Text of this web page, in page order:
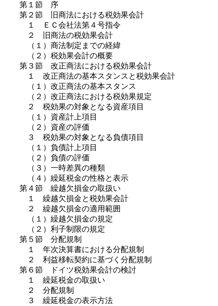
第１節 序
第２節 旧商法における税効果会計
１ ＥＣ会社法第４号指令
２ 旧商法の税効果会計
（１）商法制定までの経緯
（２）税効果会計の概要
第３節 改正商法における税効果会計
１ 改正商法の基本スタンスと税効果会計
（１）改正商法の基本スタンス
（２）改正商法における税効果規定
２ 税効果の対象となる資産項目
（１）資産計上項目
（２）資産の評価
３ 税効果の対象となる負債項目
（１）負債計上項目
（２）負債の評価
（３）一時差異の種類
（４）繰延税金の性格と表示
第４節 繰越欠損金の取扱い
１ 繰越欠損金と税効果会計
２ 繰越欠損金の適用範囲
（１）繰越欠損金の規定
（２）利子制限の規定
第５節 分配規制
１ 年次決算書における分配規制
２ 利益移転契約に基づく分配規制
第６節 ドイツ税効果会計の検討
１ 繰延税金の取扱い
２ 分配規制
３ 繰延税金の表示方法